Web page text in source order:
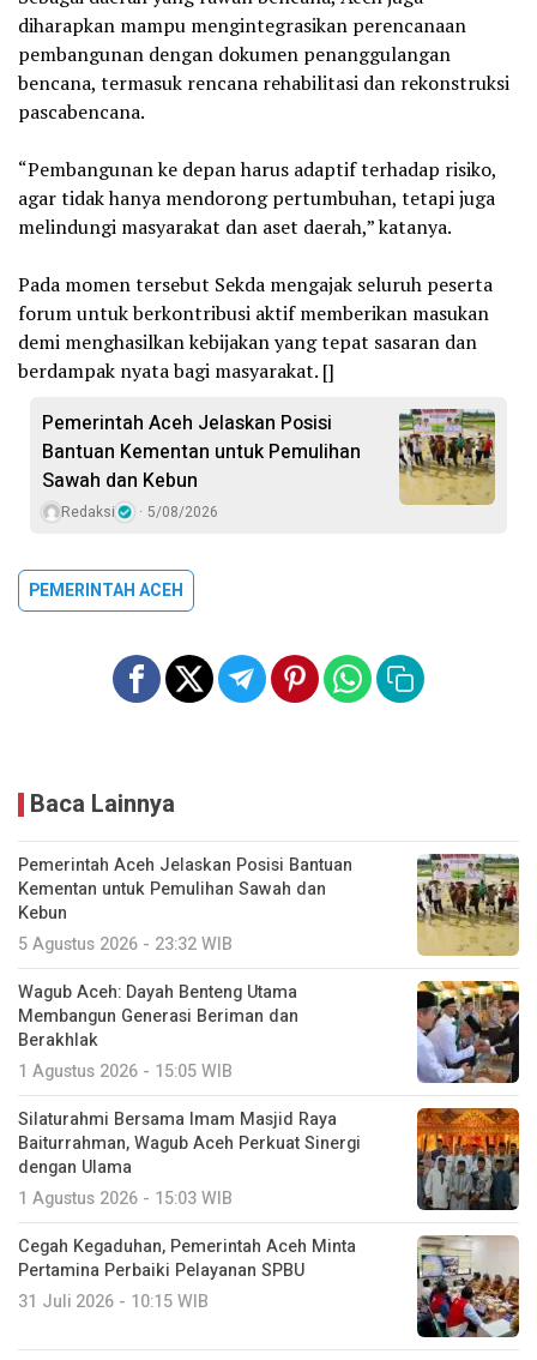
diharapkan mampu mengintegrasikan perencanaan
pembangunan dengan dokumen penanggulangan
bencana, termasuk rencana rehabilitasi dan rekonstruksi
pascabencana.
‎“Pembangunan ke depan harus adaptif terhadap risiko,
agar tidak hanya mendorong pertumbuhan, tetapi juga
melindungi masyarakat dan aset daerah,” katanya.
‎Pada momen tersebut Sekda mengajak seluruh peserta
forum untuk berkontribusi aktif memberikan masukan
demi menghasilkan kebijakan yang tepat sasaran dan
berdampak nyata bagi masyarakat. []
Pemerintah Aceh Jelaskan Posisi
Bantuan Kementan untuk Pemulihan
Sawah dan Kebun
Redaksi 5/08/2026
PEMERINTAH ACEH
Baca Lainnya
Pemerintah Aceh Jelaskan Posisi Bantuan
Kementan untuk Pemulihan Sawah dan
Kebun
5 Agustus 2026 - 23:32 WIB
Wagub Aceh: Dayah Benteng Utama
Membangun Generasi Beriman dan
Berakhlak
1 Agustus 2026 - 15:05 WIB
Silaturahmi Bersama Imam Masjid Raya
Baiturrahman, Wagub Aceh Perkuat Sinergi
dengan Ulama
1 Agustus 2026 - 15:03 WIB
Cegah Kegaduhan, Pemerintah Aceh Minta
Pertamina Perbaiki Pelayanan SPBU
31 Juli 2026 - 10:15 WIB